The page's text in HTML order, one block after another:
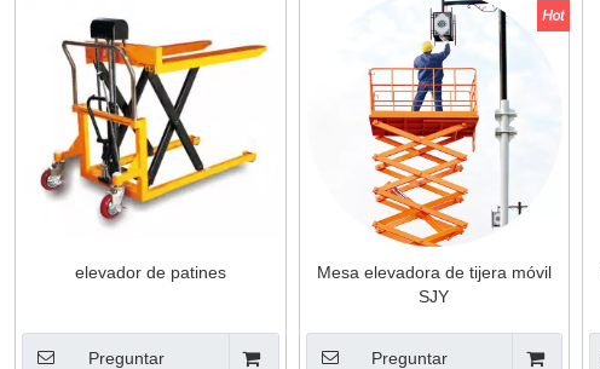
elevador de patines
Preguntar
Mesa elevadora de tijera móvil
SJY
Preguntar